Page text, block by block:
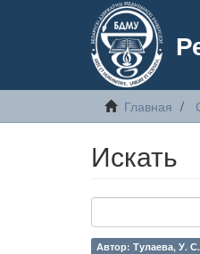
Главная
Искать
Автор: Тулаева, У.